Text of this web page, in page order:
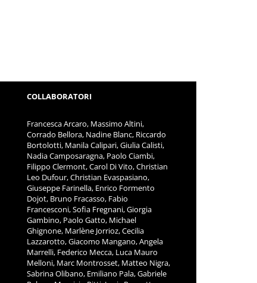
COLLABORATORI
Francesca Arcaro, Massimo Altini,
Corrado Bellora, Nadine Blanc, Riccardo
Bortolotti, Manila Calipari, Giulia Calisti,
Nadia Camposaragna, Paolo Ciambi,
Filippo Clermont, Carol Di Vito, Christian
Leo Dufour, Christian Evaspasiano,
Giuseppe Farinella, Enrico Formento
Dojot, Bruno Fracasso, Fabio
Francesconi, Sofia Fregnani, Giorgia
Gambino, Paolo Gatto, Michael
Ghignone, Marlène Jorrioz, Cecilia
Lazzarotto, Giacomo Mangano, Angela
Marrelli, Federico Mecca, Luca Mauro
Melloni, Marc Montrosset, Matteo Nigra,
Sabrina Olibano, Emiliano Pala, Gabriele